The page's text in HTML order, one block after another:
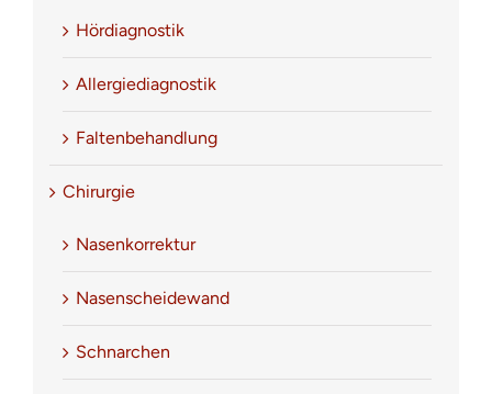
Hördiagnostik
Allergiediagnostik
Faltenbehandlung
Chirurgie
Nasenkorrektur
Nasenscheidewand
Schnarchen